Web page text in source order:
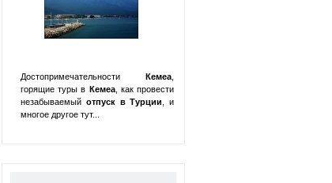
Достопримечательности Кемеа
горящие туры в Кемеа, как провести
незабываемый отпуск в Турции
, и
многое другое тут...